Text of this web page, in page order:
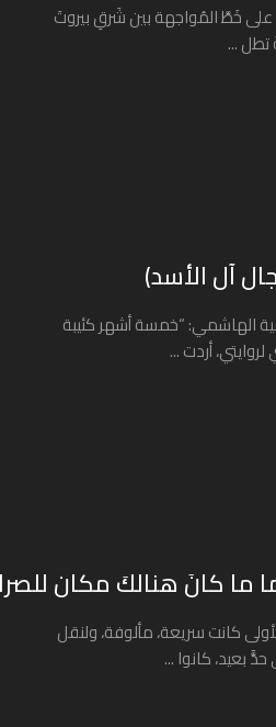
على خَطَّ المُواجهة بين شَرقِ بيروتَ
تطل ...
آل الأسد)
الهاشمي: “خمسة أشهر كئيبة
أردت ...
ما كانَ هنالكَ مكان
كانت سريعة، مألوفة، ولنقل
بعيد، كانوا ...